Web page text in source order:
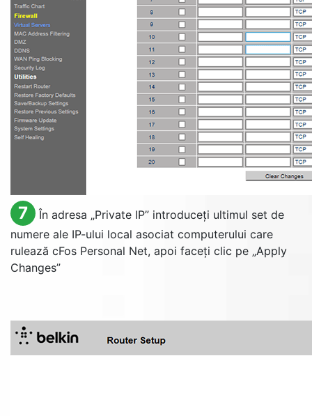
7 În adresa „Private IP” introduceți ultimul set de
numere ale IP-ului local asociat computerului care
rulează cFos Personal Net, apoi faceți clic pe „Apply
Changes”